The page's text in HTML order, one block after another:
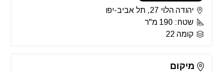
יהודה הלוי 27, תל אביב-יפו
שטח: 190 מ"ר
קומה 22
מיקום